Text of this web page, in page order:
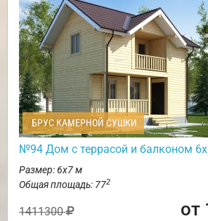
БРУС КАМЕРНОЙ СУШКИ
№94 Дом с террасой и балконом
Размер: 6х7 м
Общая площадь: 772
1411300 от